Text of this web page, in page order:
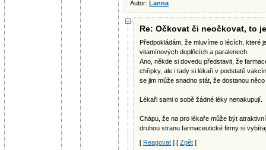
Autor: Lanna
Re: Očkovat či neočkovat, to
Předpokládám, že mluvíme o lécích, které
vitamínových doplňcích a paralenech.
Ano, někde si dovedu představit, že
chřipky, ale i tady si lékaři v podstatě
se jim může snadno stát, že dostanou
Lékaři sami o sobě žádné léky nenakupují.
Chápu, že na pro lékaře může být
druhou stranu farmaceutické firmy si
[ Reagovat ] [ Zpět ]